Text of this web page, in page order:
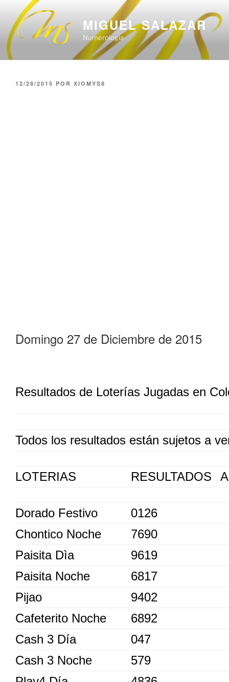
contenido
MIGUEL SALAZAR
Numerologia
PUBLICADO
12/28/2015 POR XIOMYS8
Domingo 27 de Diciembre de 2015
Resultados de Loterías Jugadas en
Todos los resultados están sujetos a
LOTERIAS RESULTADOS
Dorado Festivo
0126
Chontico Noche
7690
Paisita Dìa
9619
Paisita Noche
6817
Pijao
9402
Cafeterito Noche
6892
Cash 3 Día
047
Cash 3 Noche
579